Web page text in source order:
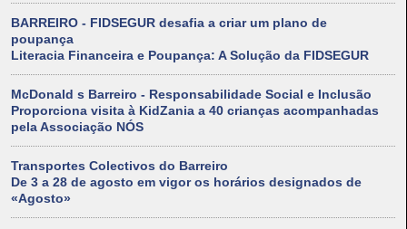
BARREIRO - FIDSEGUR desafia a criar um plano de
poupança
Literacia Financeira e Poupança: A Solução da FIDSEGUR
McDonald s Barreiro - Responsabilidade Social e Inclusão
Proporciona visita à KidZania a 40 crianças acompanhadas
pela Associação NÓS
Transportes Colectivos do Barreiro
De 3 a 28 de agosto em vigor os horários designados de
«Agosto»